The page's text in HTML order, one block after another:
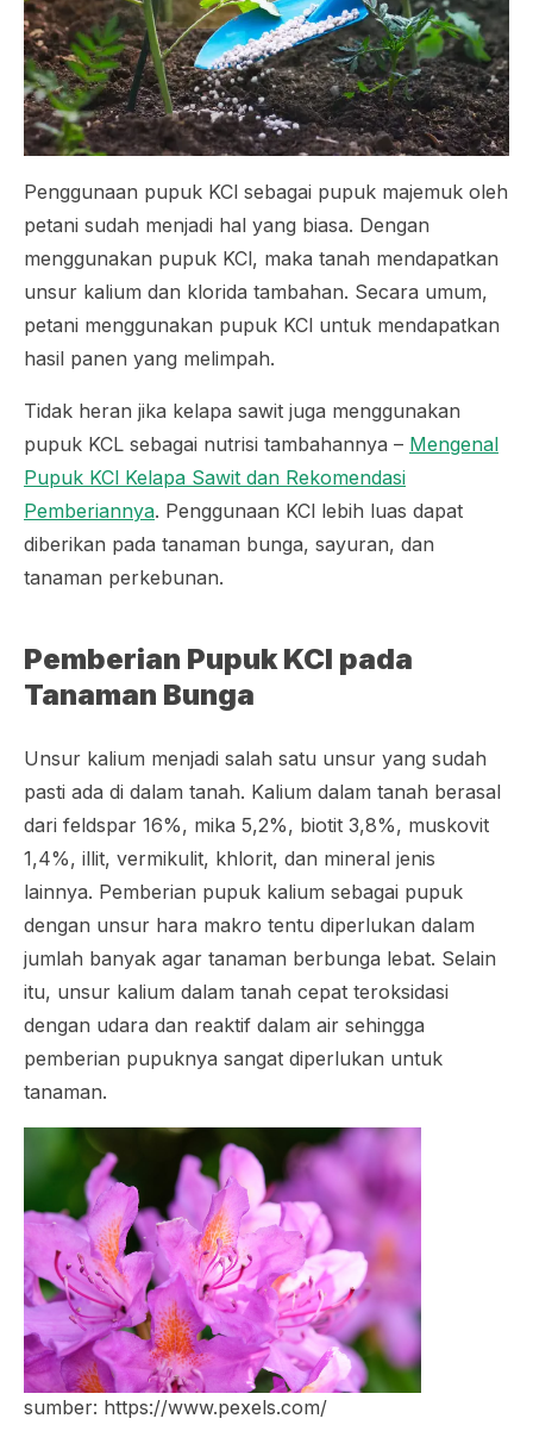
Penggunaan pupuk KCl sebagai pupuk majemuk oleh
petani sudah menjadi hal yang biasa. Dengan
menggunakan pupuk KCl, maka tanah mendapatkan
unsur kalium dan klorida tambahan. Secara umum,
petani menggunakan pupuk KCl untuk mendapatkan
hasil panen yang melimpah.
Tidak heran jika kelapa sawit juga menggunakan
pupuk KCL sebagai nutrisi tambahannya – Mengenal
Pupuk KCl Kelapa Sawit dan Rekomendasi
Pemberiannya. Penggunaan KCl lebih luas dapat
diberikan pada tanaman bunga, sayuran, dan
tanaman perkebunan.
Pemberian Pupuk KCl pada
Tanaman Bunga
Unsur kalium menjadi salah satu unsur yang sudah
pasti ada di dalam tanah. Kalium dalam tanah berasal
dari feldspar 16%, mika 5,2%, biotit 3,8%, muskovit
1,4%, illit, vermikulit, khlorit, dan mineral jenis
lainnya. Pemberian pupuk kalium sebagai pupuk
dengan unsur hara makro tentu diperlukan dalam
jumlah banyak agar tanaman berbunga lebat. Selain
itu, unsur kalium dalam tanah cepat teroksidasi
dengan udara dan reaktif dalam air sehingga
pemberian pupuknya sangat diperlukan untuk
tanaman.
sumber: https://www.pexels.com/